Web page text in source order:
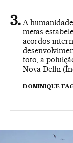
A
metas
acordos
foto, a
Nova Delhi
DOMINIQUE